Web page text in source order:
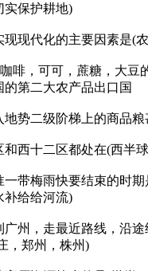
实保护耕地)
现现代化的主要因素是(
啡，可可，蔗糖，大豆
的第二大农产品出口国
地势二级阶梯上的商品
和西十二区都处在(西半
一带梅雨快要结束的时
补给给河流)
广州，走最近路线，沿
，郑州，株州)